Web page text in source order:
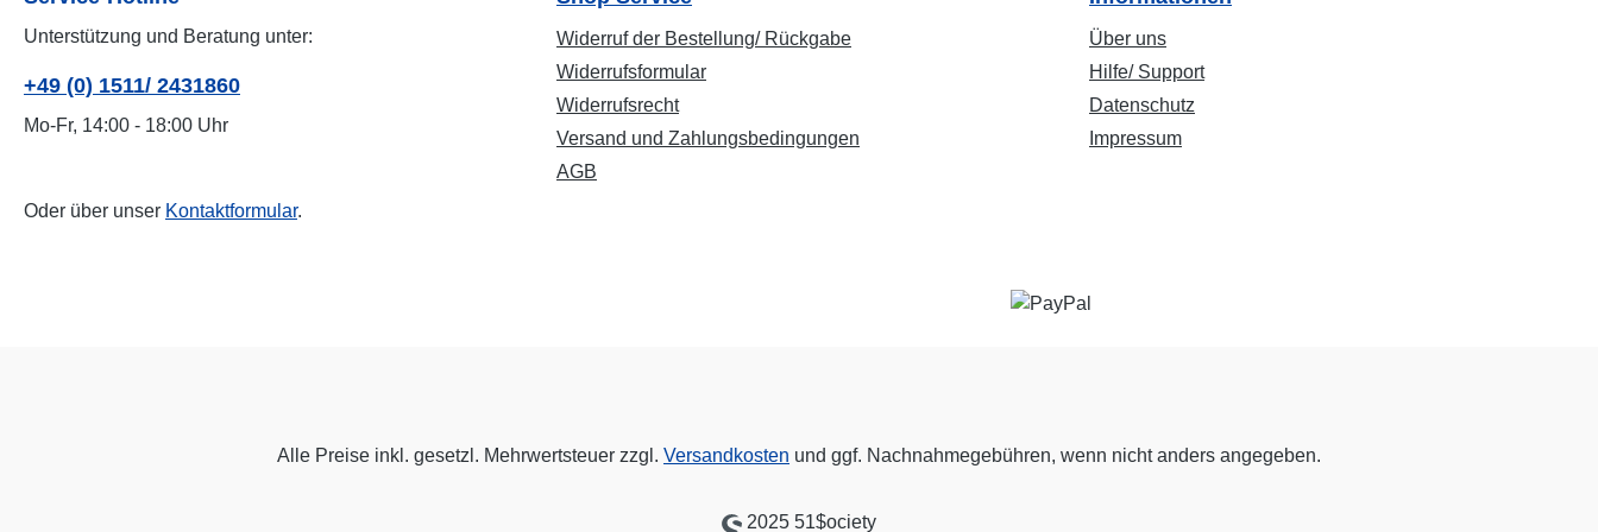
Unterstützung und Beratung unter:
+49 (0) 1511/ 2431860
Mo-Fr, 14:00 - 18:00 Uhr
Oder über unser Kontaktformular.
Widerruf der Bestellung/ Rückgabe
Widerrufsformular
Widerrufsrecht
Versand und Zahlungsbedingungen
AGB
Über uns
Hilfe/ Support
Datenschutz
Impressum
Alle Preise inkl. gesetzl. Mehrwertsteuer zzgl. Versandkosten und ggf. Nachnahmegebühren, wenn nicht anders angegeben.
2025 51$ociety